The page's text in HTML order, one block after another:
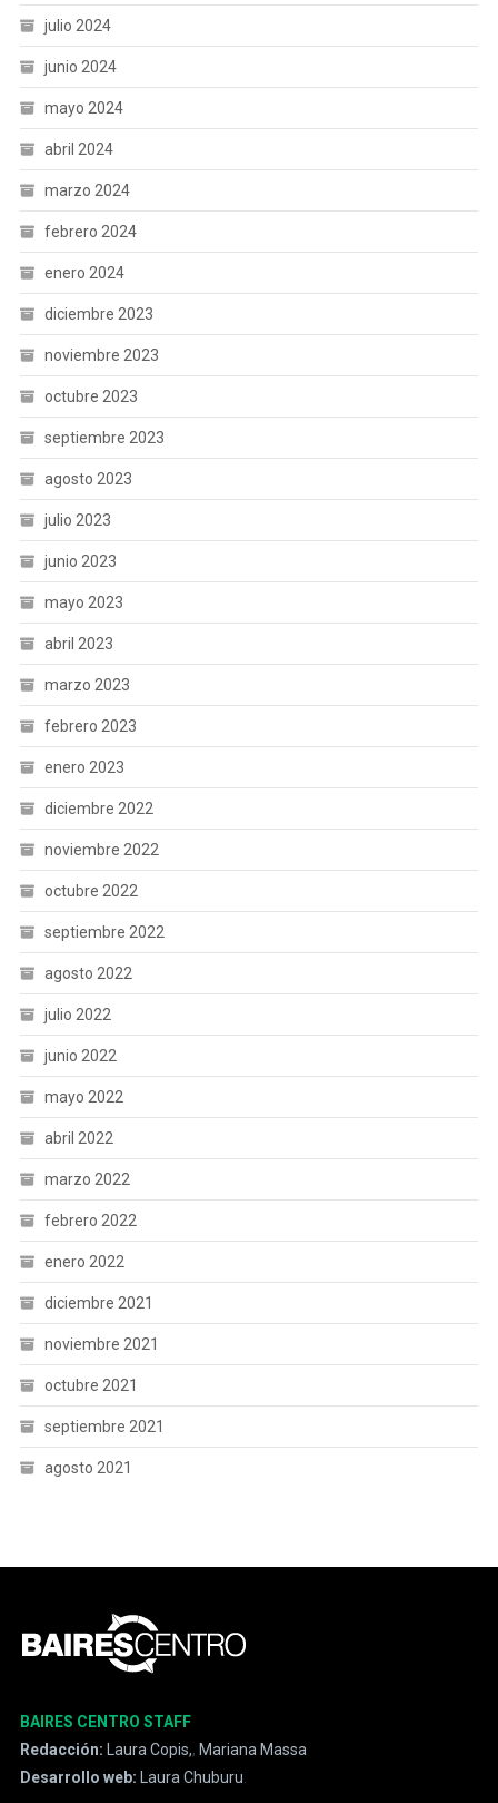
julio 2024
junio 2024
mayo 2024
abril 2024
marzo 2024
febrero 2024
enero 2024
diciembre 2023
noviembre 2023
octubre 2023
septiembre 2023
agosto 2023
julio 2023
junio 2023
mayo 2023
abril 2023
marzo 2023
febrero 2023
enero 2023
diciembre 2022
noviembre 2022
octubre 2022
septiembre 2022
agosto 2022
julio 2022
junio 2022
mayo 2022
abril 2022
marzo 2022
febrero 2022
enero 2022
diciembre 2021
noviembre 2021
octubre 2021
septiembre 2021
agosto 2021
BAIRES CENTRO STAFF
Redacción: Laura Copis,, Mariana Massa
Desarrollo web:
Laura Chuburu